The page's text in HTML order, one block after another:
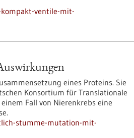
ventile-mit-
eines Proteins. Sie
Konsortium für Translationale
Fall von Nierenkrebs eine
stumme-mutation-mit-